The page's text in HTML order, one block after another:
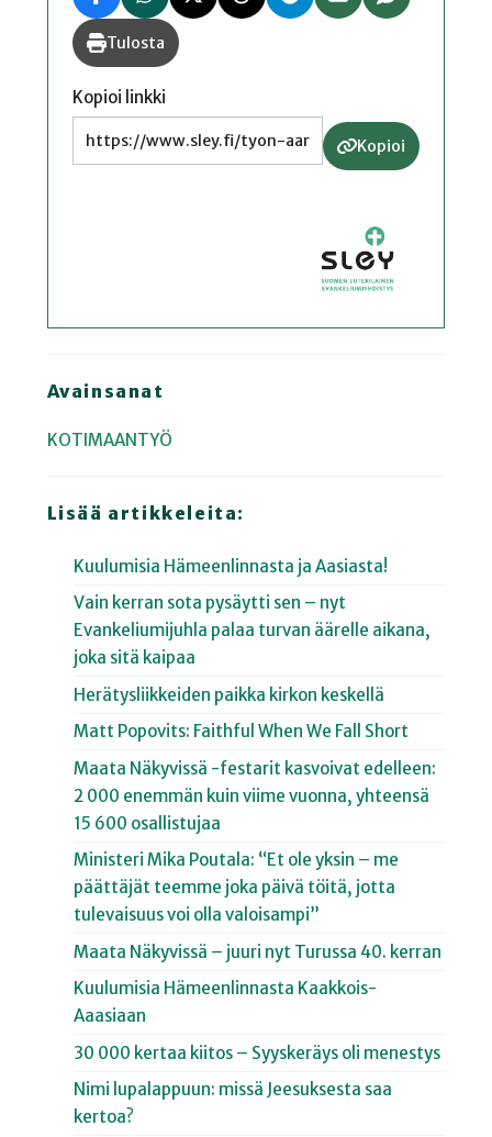
Tulosta
Kopioi linkki
Kopioi
Avainsanat
KOTIMAANTYÖ
Lisää artikkeleita:
Kuulumisia Hämeenlinnasta ja Aasiasta!
Vain kerran sota pysäytti sen – nyt
Evankeliumijuhla palaa turvan äärelle aikana,
joka sitä kaipaa
Herätysliikkeiden paikka kirkon keskellä
Matt Popovits: Faithful When We Fall Short
Maata Näkyvissä -festarit kasvoivat edelleen:
2 000 enemmän kuin viime vuonna, yhteensä
15 600 osallistujaa
Ministeri Mika Poutala: “Et ole yksin – me
päättäjät teemme joka päivä töitä, jotta
tulevaisuus voi olla valoisampi”
Maata Näkyvissä – juuri nyt Turussa 40. kerran
Kuulumisia Hämeenlinnasta Kaakkois-
Aaasiaan
30 000 kertaa kiitos – Syyskeräys oli menestys
Nimi lupalappuun: missä Jeesuksesta saa
kertoa?